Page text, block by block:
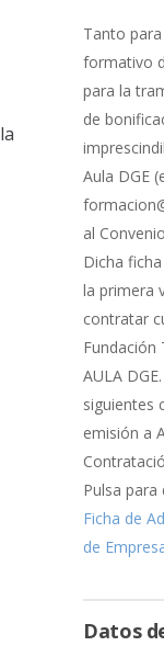
de
Tanto
formativo
para la
de
Aula DGE
al
Dicha
la primera
contratar
Fundación
AULA
siguientes
emisión a
Pulsa para
Ficha de
de
Datos